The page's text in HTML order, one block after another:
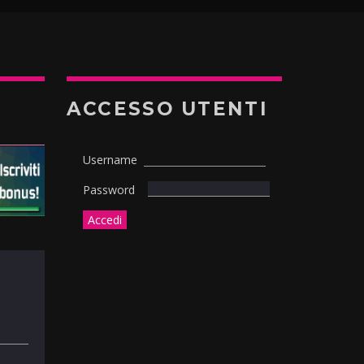
ACCESSO UTENTI
Username
Password